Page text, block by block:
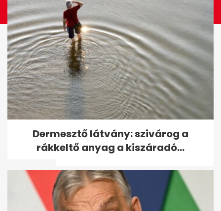
Választás 2026: Kétharmadon
a Tisza - mutatjuk, hogyan
alakulnak a...
Dermesztő látvány: szivárog a
rákkeltő anyag a kiszáradó...